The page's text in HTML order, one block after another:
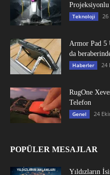
Teknoloji
Armor Pad 5
da
Haberler 24
RugOne
Telefon
Genel 24
POPÜLER MESAJLAR
Yıldızların